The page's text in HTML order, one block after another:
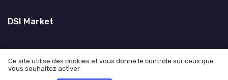
DSI Market
Mentions légales
Ce site utilise des cookies et vous donne le contrôle sur ceux que
vous souhaitez activer